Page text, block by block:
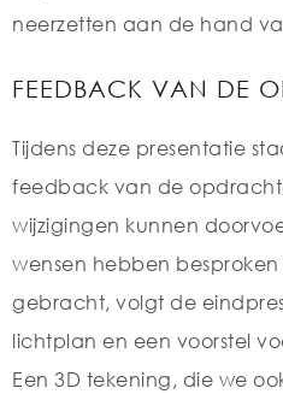
neerzetten aan de hand
FEEDBACK VAN DE
Tijdens deze presentatie
feedback van de
wijzigingen kunnen
wensen hebben
gebracht, volgt de
lichtplan en een voorstel
Een 3D tekening, die we